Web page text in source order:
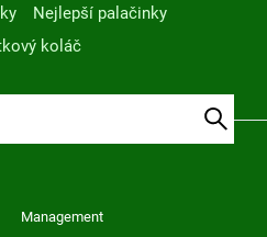
Nejlepší palačinky
koláč
Management